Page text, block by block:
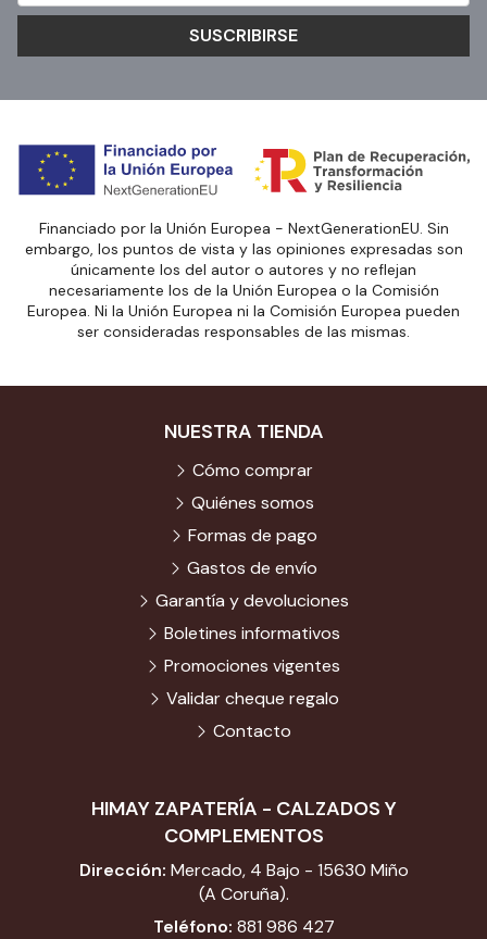
SUSCRIBIRSE
Financiado por la Unión Europea - NextGenerationEU. Sin
embargo, los puntos de vista y las opiniones expresadas son
únicamente los del autor o autores y no reflejan
necesariamente los de la Unión Europea o la Comisión
Europea. Ni la Unión Europea ni la Comisión Europea pueden
ser consideradas responsables de las mismas.
HIMAY ZAPATERÍA - CALZADOS Y
COMPLEMENTOS
Dirección: Mercado, 4 Bajo - 15630 Miño
(A Coruña).
Teléfono: 881 986 427
NUESTRA TIENDA
Cómo comprar
Quiénes somos
Formas de pago
Gastos de envío
Garantía y devoluciones
Boletines informativos
Promociones vigentes
Validar cheque regalo
Contacto